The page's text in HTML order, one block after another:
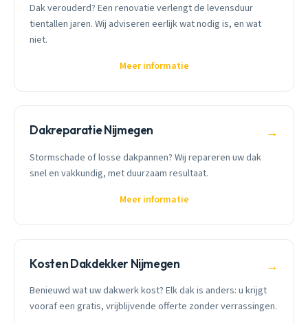
Dak verouderd? Een renovatie verlengt de levensduur
tientallen jaren. Wij adviseren eerlijk wat nodig is, en wat
niet.
Meer informatie
Dakreparatie Nijmegen →
Stormschade of losse dakpannen? Wij repareren uw dak
snel en vakkundig, met duurzaam resultaat.
Meer informatie
Kosten Dakdekker Nijmegen →
Benieuwd wat uw dakwerk kost? Elk dak is anders: u krijgt
vooraf een gratis, vrijblijvende offerte zonder verrassingen.